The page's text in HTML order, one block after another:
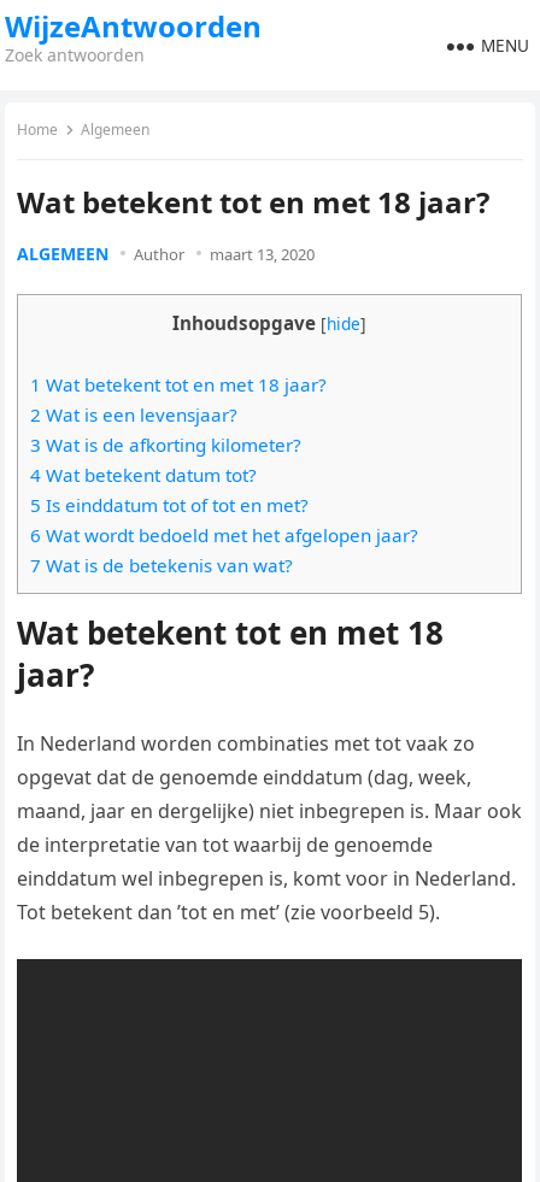
WijzeAntwoorden
Zoek antwoorden MENU
Home Algemeen
Wat betekent tot en met 18 jaar?
ALGEMEEN Author maart 13, 2020
Inhoudsopgave [hide]
1 Wat betekent tot en met 18 jaar?
2 Wat is een levensjaar?
3 Wat is de afkorting kilometer?
4 Wat betekent datum tot?
5 Is einddatum tot of tot en met?
6 Wat wordt bedoeld met het afgelopen jaar?
7 Wat is de betekenis van wat?
Wat betekent tot en met 18
jaar?
In Nederland worden combinaties met tot vaak zo
opgevat dat de genoemde einddatum (dag, week,
maand, jaar en dergelijke) niet inbegrepen is. Maar ook
de interpretatie van tot waarbij de genoemde
einddatum wel inbegrepen is, komt voor in Nederland.
Tot betekent dan ’tot en met’ (zie voorbeeld 5).